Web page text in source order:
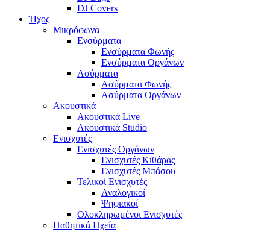
DJ Covers
Ήχος
Μικρόφωνα
Ενσύρματα
Ενσύρματα Φωνής
Ενσύρματα Οργάνων
Ασύρματα
Ασύρματα Φωνής
Ασύρματα Οργάνων
Ακουστικά
Ακουστικά Live
Ακουστικά Studio
Ενισχυτές
Ενισχυτές Οργάνων
Ενισχυτές Κιθάρας
Ενισχυτές Μπάσου
Τελικοί Ενισχυτές
Αναλογικοί
Ψηφιακοί
Ολοκληρωμένοι Ενισχυτές
Παθητικά Ηχεία